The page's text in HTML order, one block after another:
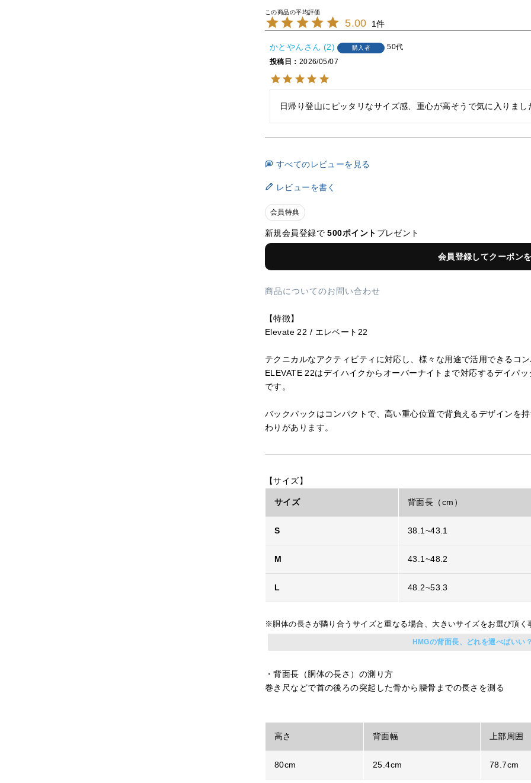
5.00 1
かとやん 2 購入者
50代
投稿日
2026/05/07
日帰り登山にピッタリなサイズ感、重心が高そうで気に入りまし
すべてのレビューを見る
レビューを書く
会員特典
新規会員登録で500ポイント プレゼント
会員登録してクーポン
商品についてのお問い合わせ
【特徴】
Elevate 22 / エレベート22
テクニカルなアクティビティに対応し、様々な用途で活用できるコ
ELEVATE 22はデイハイクからオーバーナイトまで対応するデイパ
です。
バックパックはコンパクトで、高い重心位置で背負えるデザインを
わりがあります。
【サイズ】
サイズ 背面長（cm）
S 38.1~43.1
M 43.1~48.2
L 48.2~53.3
※胴体の長さが隣り合うサイズと重なる場合、大きいサイズをお選び頂く
HMGの背面長、どれを選べばいい
・背面長（胴体の長さ）の測り方
巻き尺などで首の後ろの突起した骨から腰骨までの長さを測る
高さ 背面幅 上部周囲
80cm 25.4cm 78.7cm